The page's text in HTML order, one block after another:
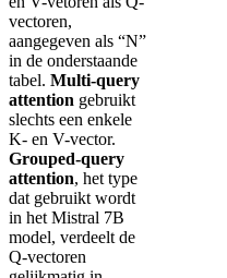
vectoren,
aangegeven als “N”
in de onderstaande
tabel. Multi-query
attention gebruikt
slechts een enkele
K- en V-vector.
Grouped-query
attention, het type
dat gebruikt wordt
in het Mistral 7B
model, verdeelt de
Q-vectoren